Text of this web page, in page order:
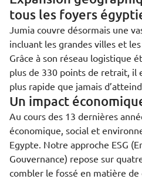
tous les foyers
Jumia couvre désormais une
incluant les grandes villes et
Grâce à son réseau logistique
plus de 330 points de retrait, il
plus rapide que jamais
Un impact
Au cours des 13 dernières
économique, social et
Egypte. Notre approche ESG
Gouvernance) repose sur
combler le fossé en matière de